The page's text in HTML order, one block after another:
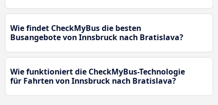
Wie findet CheckMyBus die besten
Busangebote von Innsbruck nach Bratislava?
Wie funktioniert die CheckMyBus-Technologie
für Fahrten von Innsbruck nach Bratislava?